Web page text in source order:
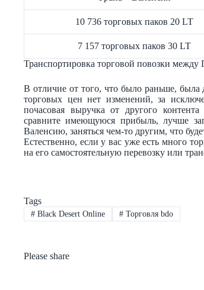
10 736 торговых паков 20 LT
7 157 торговых паков 30 LT
Транспортировка торговой повозки
В отличие от того, что было раньше, была
торговых цен нет изменений, за
почасовая выручка от другого
сравните имеющуюся прибыль, лучше
Валенсию, заняться чем-то другим, что
Естественно, если у вас уже есть много
на его самостоятельную перевозку или
Tags
#Black Desert Online #Торговля bdo
Please share